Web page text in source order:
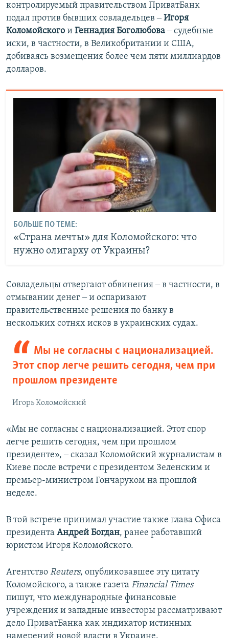
контролируемый правительством ПриватБанк
подал против бывших совладельцев ‒Игоря
Коломойского и Геннадия Боголюбова‒​ судебные
иски, в частности, в Великобритании и США,
добиваясь возмещения более чем пяти миллиардов
долларов.
БОЛЬШЕ ПО ТЕМЕ:
«Страна мечты» для Коломойского: что
нужно олигарху от Украины?
Совладельцы отвергают обвинения ‒​ в частности, в
отмывании денег ‒​ и оспаривают
правительственные решения по банку в
нескольких сотнях исков в украинских судах.
Мы не согласны с национализацией.
Этот спор легче решить сегодня, чем при
прошлом президенте
Игорь Коломойский
«Мы не согласны с национализацией. Этот спор
легче решить сегодня, чем при прошлом
президенте», ‒ сказал Коломойский журналистам в
Киеве после встречи с президентом Зеленским и
премьер-министром Гончаруком на прошлой
неделе.
В той встрече принимал участие также глава Офиса
президента Андрей Богдан, ранее работавший
юристом Игоря Коломойского.
Агентство Reuters, опубликовавшее эту цитату
Коломойского, а также газета Financial Times
пишут, что международные финансовые
учреждения и западные инвесторы рассматривают
дело ПриватБанка как индикатор истинных
намерений новой власти в Украине.